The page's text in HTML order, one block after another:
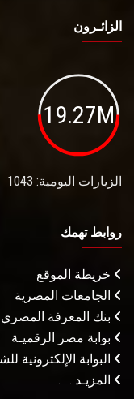
الزائـرون
19.27M
الزيارات اليومية: 1043
روابط تهمك
خريطة الموقع
الجامعات المصرية
بنك المعرفة المصري
بوابة مصر الرقميـة
البوابة الإلكترونية
المزيـد . . .